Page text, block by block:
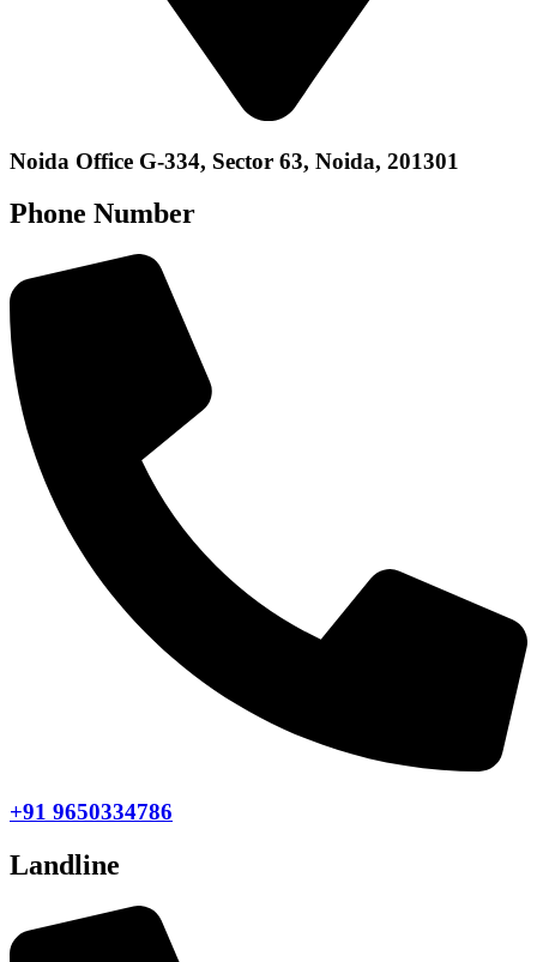
Noida Office G-334, Sector 63, Noida, 201301
Phone Number
+91 9650334786
Landline